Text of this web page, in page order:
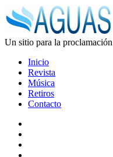
Un sitio para la
Inicio
Revista
Música
Retiros
Contacto